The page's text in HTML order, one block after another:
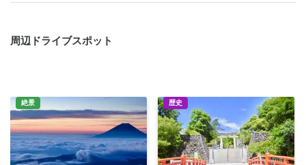
周辺ドライブスポット
絶景 歴史